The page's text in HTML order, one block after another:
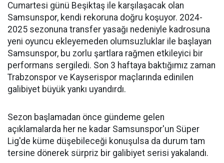
Cumartesi günü Beşiktaş ile karşılaşacak olan
Samsunspor, kendi rekoruna doğru koşuyor. 2024-
2025 sezonuna transfer yasağı nedeniyle kadrosuna
yeni oyuncu ekleyemeden olumsuzluklar ile başlayan
Samsunspor, bu zorlu şartlara rağmen etkileyici bir
performans sergiledi. Son 3 haftaya baktığımız zaman
Trabzonspor ve Kayserispor maçlarında edinilen
galibiyet büyük yankı uyandırdı.
Sezon başlamadan önce gündeme gelen
açıklamalarda her ne kadar Samsunspor'un Süper
Lig'de küme düşebileceği konuşulsa da durum tam
tersine dönerek sürpriz bir galibiyet serisi yakalandı.